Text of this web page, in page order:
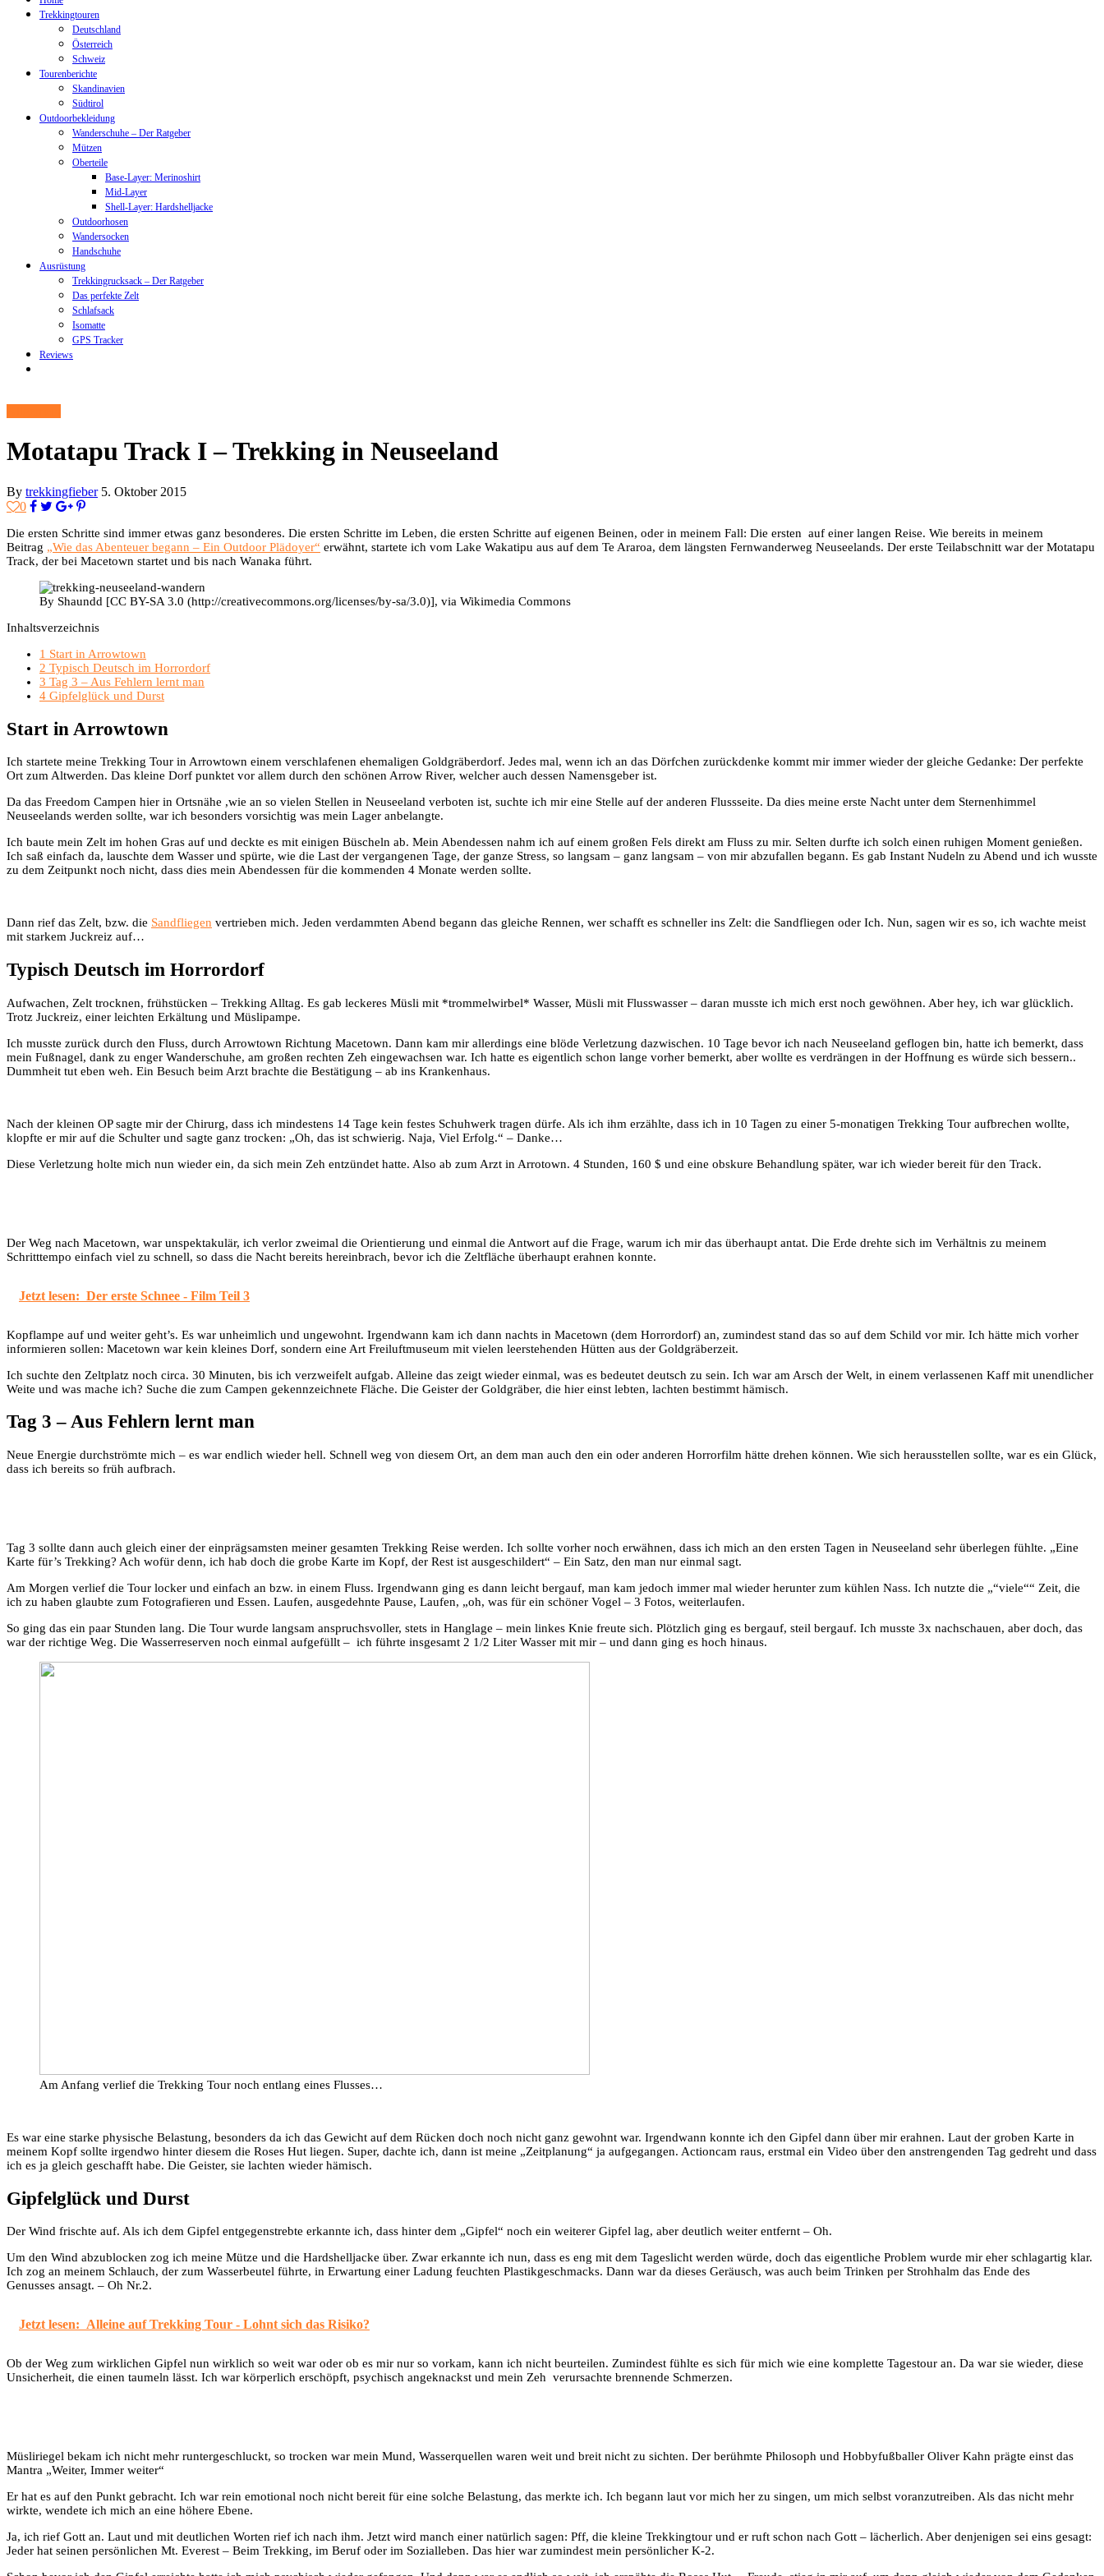
Trekkingtouren
Deutschland
Österreich
Schweiz
Tourenberichte
Skandinavien
Südtirol
Outdoorbekleidung
Wanderschuhe – Der Ratgeber
Mützen
Oberteile
Base-Layer: Merinoshirt
Mid-Layer
Shell-Layer: Hardshelljacke
Outdoorhosen
Wandersocken
Handschuhe
Ausrüstung
Trekkingrucksack – Der Ratgeber
Das perfekte Zelt
Schlafsack
Isomatte
GPS Tracker
Reviews
Motatapu Track I – Trekking in Neuseeland
By trekkingfieber 5. Oktober 2015
0
Die ersten Schritte sind immer etwas ganz besonderes. Die ersten Schritte im Leben, die ersten Schritte auf eigenen Beinen, oder in meinem Fall: Die ersten auf einer langen Reise. Wie bereits in meinem
Beitrag „Wie das Abenteuer begann – Ein Outdoor Plädoyer“ erwähnt, startete ich vom Lake Wakatipu aus auf dem Te Araroa, dem längsten Fernwanderweg Neuseelands. Der erste Teilabschnitt war der Motatapu
Track, der bei Macetown startet und bis nach Wanaka führt.
By Shaundd [CC BY-SA 3.0 (http://creativecommons.org/licenses/by-sa/3.0)], via Wikimedia Commons
Inhaltsverzeichnis
1 Start in Arrowtown
2 Typisch Deutsch im Horrordorf
3 Tag 3 – Aus Fehlern lernt man
4 Gipfelglück und Durst
Start in Arrowtown
Ich startete meine Trekking Tour in Arrowtown einem verschlafenen ehemaligen Goldgräberdorf. Jedes mal, wenn ich an das Dörfchen zurückdenke kommt mir immer wieder der gleiche Gedanke: Der perfekte
Ort zum Altwerden. Das kleine Dorf punktet vor allem durch den schönen Arrow River, welcher auch dessen Namensgeber ist.
Da das Freedom Campen hier in Ortsnähe ,wie an so vielen Stellen in Neuseeland verboten ist, suchte ich mir eine Stelle auf der anderen Flussseite. Da dies meine erste Nacht unter dem Sternenhimmel
Neuseelands werden sollte, war ich besonders vorsichtig was mein Lager anbelangte.
Ich baute mein Zelt im hohen Gras auf und deckte es mit einigen Büscheln ab. Mein Abendessen nahm ich auf einem großen Fels direkt am Fluss zu mir. Selten durfte ich solch einen ruhigen Moment genießen.
Ich saß einfach da, lauschte dem Wasser und spürte, wie die Last der vergangenen Tage, der ganze Stress, so langsam – ganz langsam – von mir abzufallen begann. Es gab Instant Nudeln zu Abend und ich wusste
zu dem Zeitpunkt noch nicht, dass dies mein Abendessen für die kommenden 4 Monate werden sollte.
Dann rief das Zelt, bzw. die Sandfliegen vertrieben mich. Jeden verdammten Abend begann das gleiche Rennen, wer schafft es schneller ins Zelt: die Sandfliegen oder Ich. Nun, sagen wir es so, ich wachte meist
mit starkem Juckreiz auf…
Typisch Deutsch im Horrordorf
Aufwachen, Zelt trocknen, frühstücken – Trekking Alltag. Es gab leckeres Müsli mit *trommelwirbel* Wasser, Müsli mit Flusswasser – daran musste ich mich erst noch gewöhnen. Aber hey, ich war glücklich.
Trotz Juckreiz, einer leichten Erkältung und Müslipampe.
Ich musste zurück durch den Fluss, durch Arrowtown Richtung Macetown. Dann kam mir allerdings eine blöde Verletzung dazwischen. 10 Tage bevor ich nach Neuseeland geflogen bin, hatte ich bemerkt, dass
mein Fußnagel, dank zu enger Wanderschuhe, am großen rechten Zeh eingewachsen war. Ich hatte es eigentlich schon lange vorher bemerkt, aber wollte es verdrängen in der Hoffnung es würde sich bessern..
Dummheit tut eben weh. Ein Besuch beim Arzt brachte die Bestätigung – ab ins Krankenhaus.
Nach der kleinen OP sagte mir der Chirurg, dass ich mindestens 14 Tage kein festes Schuhwerk tragen dürfe. Als ich ihm erzählte, dass ich in 10 Tagen zu einer 5-monatigen Trekking Tour aufbrechen wollte,
klopfte er mir auf die Schulter und sagte ganz trocken: „Oh, das ist schwierig. Naja, Viel Erfolg.“ – Danke…
Diese Verletzung holte mich nun wieder ein, da sich mein Zeh entzündet hatte. Also ab zum Arzt in Arrotown. 4 Stunden, 160 $ und eine obskure Behandlung später, war ich wieder bereit für den Track.
Der Weg nach Macetown, war unspektakulär, ich verlor zweimal die Orientierung und einmal die Antwort auf die Frage, warum ich mir das überhaupt antat. Die Erde drehte sich im Verhältnis zu meinem
Schritttempo einfach viel zu schnell, so dass die Nacht bereits hereinbrach, bevor ich die Zeltfläche überhaupt erahnen konnte.
Jetzt lesen: Der erste Schnee - Film Teil 3
Kopflampe auf und weiter geht’s. Es war unheimlich und ungewohnt. Irgendwann kam ich dann nachts in Macetown (dem Horrordorf) an, zumindest stand das so auf dem Schild vor mir. Ich hätte mich vorher
informieren sollen: Macetown war kein kleines Dorf, sondern eine Art Freiluftmuseum mit vielen leerstehenden Hütten aus der Goldgräberzeit.
Ich suchte den Zeltplatz noch circa. 30 Minuten, bis ich verzweifelt aufgab. Alleine das zeigt wieder einmal, was es bedeutet deutsch zu sein. Ich war am Arsch der Welt, in einem verlassenen Kaff mit unendlicher
Weite und was mache ich? Suche die zum Campen gekennzeichnete Fläche. Die Geister der Goldgräber, die hier einst lebten, lachten bestimmt hämisch.
Tag 3 – Aus Fehlern lernt man
Neue Energie durchströmte mich – es war endlich wieder hell. Schnell weg von diesem Ort, an dem man auch den ein oder anderen Horrorfilm hätte drehen können. Wie sich herausstellen sollte, war es ein Glück,
dass ich bereits so früh aufbrach.
Tag 3 sollte dann auch gleich einer der einprägsamsten meiner gesamten Trekking Reise werden. Ich sollte vorher noch erwähnen, dass ich mich an den ersten Tagen in Neuseeland sehr überlegen fühlte. „Eine
Karte für’s Trekking? Ach wofür denn, ich hab doch die grobe Karte im Kopf, der Rest ist ausgeschildert“ – Ein Satz, den man nur einmal sagt.
Am Morgen verlief die Tour locker und einfach an bzw. in einem Fluss. Irgendwann ging es dann leicht bergauf, man kam jedoch immer mal wieder herunter zum kühlen Nass. Ich nutzte die „“viele““ Zeit, die
ich zu haben glaubte zum Fotografieren und Essen. Laufen, ausgedehnte Pause, Laufen, „oh, was für ein schöner Vogel – 3 Fotos, weiterlaufen.
So ging das ein paar Stunden lang. Die Tour wurde langsam anspruchsvoller, stets in Hanglage – mein linkes Knie freute sich. Plötzlich ging es bergauf, steil bergauf. Ich musste 3x nachschauen, aber doch, das
war der richtige Weg. Die Wasserreserven noch einmal aufgefüllt – ich führte insgesamt 2 1/2 Liter Wasser mit mir – und dann ging es hoch hinaus.
Am Anfang verlief die Trekking Tour noch entlang eines Flusses…
Es war eine starke physische Belastung, besonders da ich das Gewicht auf dem Rücken doch noch nicht ganz gewohnt war. Irgendwann konnte ich den Gipfel dann über mir erahnen. Laut der groben Karte in
meinem Kopf sollte irgendwo hinter diesem die Roses Hut liegen. Super, dachte ich, dann ist meine „Zeitplanung“ ja aufgegangen. Actioncam raus, erstmal ein Video über den anstrengenden Tag gedreht und dass
ich es ja gleich geschafft habe. Die Geister, sie lachten wieder hämisch.
Gipfelglück und Durst
Der Wind frischte auf. Als ich dem Gipfel entgegenstrebte erkannte ich, dass hinter dem „Gipfel“ noch ein weiterer Gipfel lag, aber deutlich weiter entfernt – Oh.
Um den Wind abzublocken zog ich meine Mütze und die Hardshelljacke über. Zwar erkannte ich nun, dass es eng mit dem Tageslicht werden würde, doch das eigentliche Problem wurde mir eher schlagartig klar.
Ich zog an meinem Schlauch, der zum Wasserbeutel führte, in Erwartung einer Ladung feuchten Plastikgeschmacks. Dann war da dieses Geräusch, was auch beim Trinken per Strohhalm das Ende des
Genusses ansagt. – Oh Nr.2.
Jetzt lesen: Alleine auf Trekking Tour - Lohnt sich das Risiko?
Ob der Weg zum wirklichen Gipfel nun wirklich so weit war oder ob es mir nur so vorkam, kann ich nicht beurteilen. Zumindest fühlte es sich für mich wie eine komplette Tagestour an. Da war sie wieder, diese
Unsicherheit, die einen taumeln lässt. Ich war körperlich erschöpft, psychisch angeknackst und mein Zeh verursachte brennende Schmerzen.
Müsliriegel bekam ich nicht mehr runtergeschluckt, so trocken war mein Mund, Wasserquellen waren weit und breit nicht zu sichten. Der berühmte Philosoph und Hobbyfußballer Oliver Kahn prägte einst das
Mantra „Weiter, Immer weiter“
Er hat es auf den Punkt gebracht. Ich war rein emotional noch nicht bereit für eine solche Belastung, das merkte ich. Ich begann laut vor mich her zu singen, um mich selbst voranzutreiben. Als das nicht mehr
wirkte, wendete ich mich an eine höhere Ebene.
Ja, ich rief Gott an. Laut und mit deutlichen Worten rief ich nach ihm. Jetzt wird manch einer natürlich sagen: Pff, die kleine Trekkingtour und er ruft schon nach Gott – lächerlich. Aber denjenigen sei eins gesagt:
Jeder hat seinen persönlichen Mt. Everest – Beim Trekking, im Beruf oder im Sozialleben. Das hier war zumindest mein persönlicher K-2.